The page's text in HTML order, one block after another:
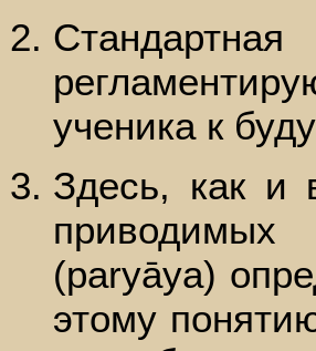
ученика к
Здесь, как и
(paryāya)
этому